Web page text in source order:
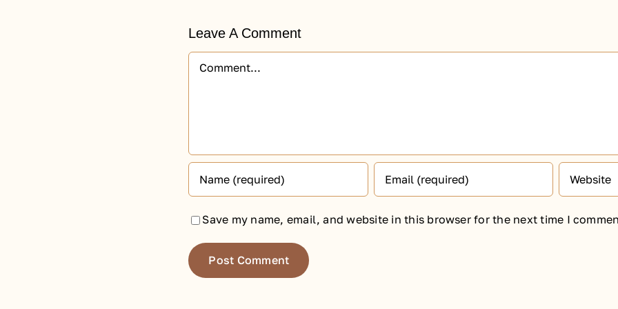
Leave A Comment
Comment
Save my name, email, and website in this browser for the next time I